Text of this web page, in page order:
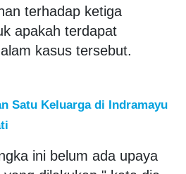
terhadap ketiga
apakah terdapat
kasus tersebut.
Satu Keluarga di Indramayu
ini belum ada upaya